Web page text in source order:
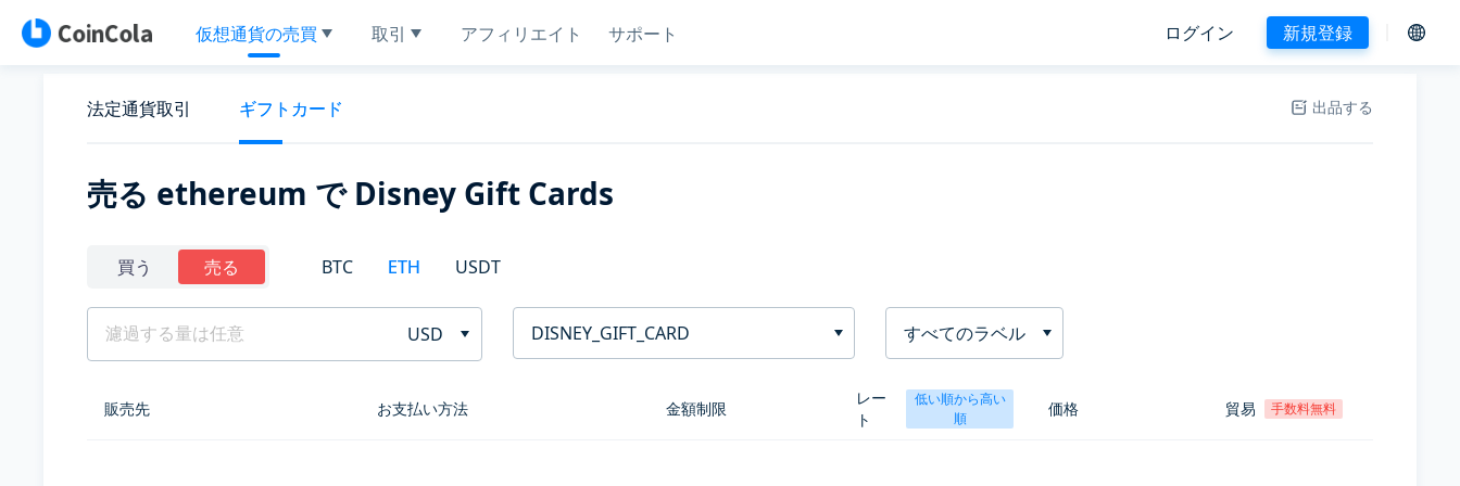
仮想通貨の売買 取引 アフィリエイト サポート ログイン 新規登録
法定通貨取引 ギフトカード 出品する
売る ethereum で Disney Gift Cards
買う 売る BTC ETH USDT
USD DISNEY_GIFT_CARD すべてのラベル
販売先 お支払い方法 金額制限
レー
ト
低い順から高い
順
価格 貿易 手数料無料